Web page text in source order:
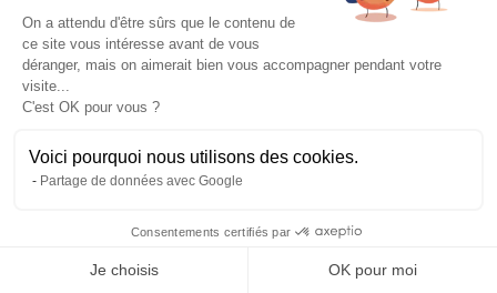
On a attendu d'être sûrs que le contenu de
ce site vous intéresse avant de vous
déranger, mais on aimerait bien vous accompagner pendant votre
visite...
C'est OK pour vous ?
Voici pourquoi nous utilisons des cookies.
Partage de données avec Google
Consentements certifiés par
Je choisis OK pour moi